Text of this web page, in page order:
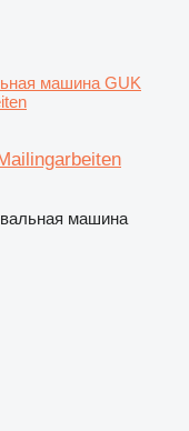
машина GUK
машина